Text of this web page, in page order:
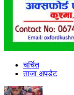
चर्चित
ताजा अपडेट